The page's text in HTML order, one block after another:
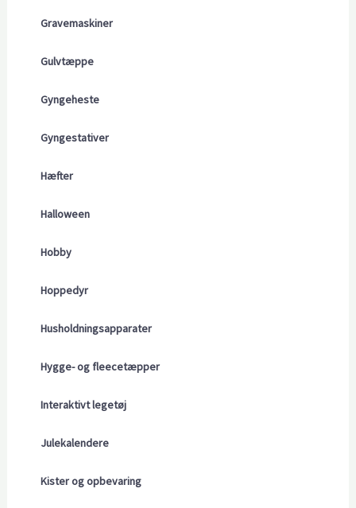
Gravemaskiner
Gulvtæppe
Gyngeheste
Gyngestativer
Hæfter
Halloween
Hobby
Hoppedyr
Husholdningsapparater
Hygge- og fleecetæpper
Interaktivt legetøj
Julekalendere
Kister og opbevaring